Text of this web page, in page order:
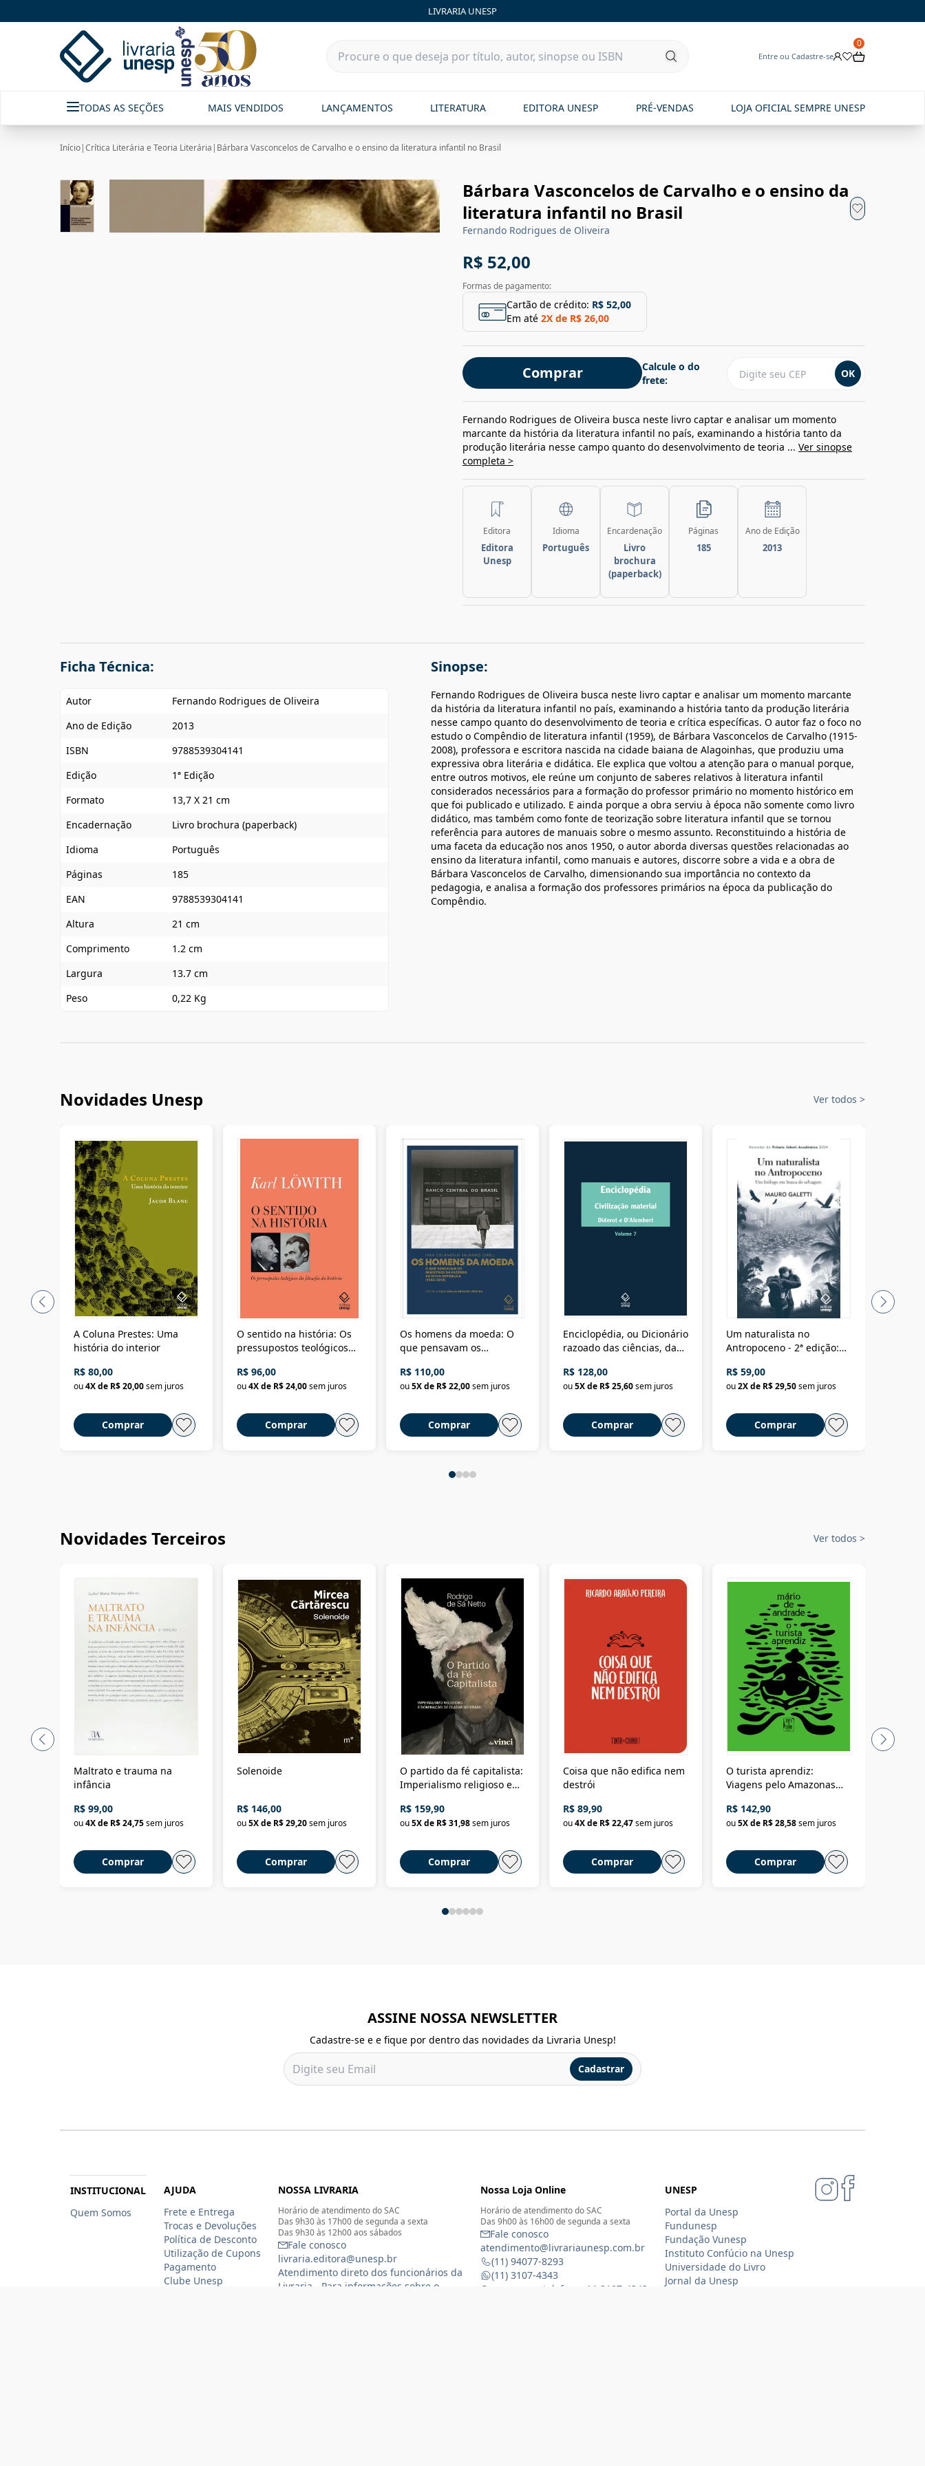
LIVRARIA UNESP
Entre ou Cadastre-se
0
TODAS AS SEÇÕES MAIS VENDIDOS LANÇAMENTOS LITERATURA EDITORA UNESP PRÉ-VENDAS LOJA OFICIAL SEMPRE UNESP
Início|Crítica Literária e Teoria Literária | Bárbara Vasconcelos de Carvalho e o ensino da literatura infantil no Brasil
Bárbara Vasconcelos de Carvalho e o ensino da
literatura infantil no Brasil
Fernando Rodrigues de Oliveira
R$ 52,00
Formas de pagamento:
Cartão de crédito: R$ 52,00
Em até 2X de R$ 26,00
Comprar
Calcule o do
frete:
OK
Fernando Rodrigues de Oliveira busca neste livro captar e analisar um momento
marcante da história da literatura infantil no país, examinando a história tanto da
produção literária nesse campo quanto do desenvolvimento de teoria ... Ver sinopse
completa >
Editora
Editora
Unesp
Idioma
Português
Encardenação
Livro
brochura
(paperback)
Páginas
185
Ano de Edição
2013
Ficha Técnica:
Autor
Fernando Rodrigues de Oliveira
Ano de Edição
2013
ISBN
9788539304141
Edição
1ª Edição
Formato
13,7 X 21 cm
Encadernação
Livro brochura (paperback)
Idioma
Português
Páginas
185
EAN
9788539304141
Altura
21 cm
Comprimento
1.2 cm
Largura
13.7 cm
Peso
0,22 Kg
Sinopse:
Fernando Rodrigues de Oliveira busca neste livro captar e analisar um momento marcante
da história da literatura infantil no país, examinando a história tanto da produção literária
nesse campo quanto do desenvolvimento de teoria e crítica específicas. O autor faz o foco no
estudo o Compêndio de literatura infantil (1959), de Bárbara Vasconcelos de Carvalho (1915-
2008), professora e escritora nascida na cidade baiana de Alagoinhas, que produziu uma
expressiva obra literária e didática. Ele explica que voltou a atenção para o manual porque,
entre outros motivos, ele reúne um conjunto de saberes relativos à literatura infantil
considerados necessários para a formação do professor primário no momento histórico em
que foi publicado e utilizado. E ainda porque a obra serviu à época não somente como livro
didático, mas também como fonte de teorização sobre literatura infantil que se tornou
referência para autores de manuais sobre o mesmo assunto. Reconstituindo a história de
uma faceta da educação nos anos 1950, o autor aborda diversas questões relacionadas ao
ensino da literatura infantil, como manuais e autores, discorre sobre a vida e a obra de
Bárbara Vasconcelos de Carvalho, dimensionando sua importância no contexto da
pedagogia, e analisa a formação dos professores primários na época da publicação do
Compêndio.
Novidades Unesp Ver todos >
A Coluna Prestes: Uma
história do interior
R$ 80,00
ou4X de R$ 20,00sem juros
Comprar
O sentido na história: Os
pressupostos teológicos
R$ 96,00
ou4X de R$ 24,00sem juros
Comprar
Os homens da moeda: O
que pensavam os
Nova República (1985-
2018)
R$ 110,00
ou5X de R$ 22,00sem juros
Comprar
Enciclopédia, ou Dicionário
razoado das ciências, das
Civilização material
R$ 128,00
ou5X de R$ 25,60sem juros
Comprar
Um naturalista no
Antropoceno - 2ª edição:
selvagem
R$ 59,00
ou2X de R$ 29,50sem juros
Comprar
Novidades Terceiros Ver todos >
Maltrato e trauma na
infância
R$ 99,00
ou4X de R$ 24,75sem juros
Comprar
Solenoide
R$ 146,00
ou5X de R$ 29,20sem juros
Comprar
O partido da fé capitalista:
Imperialismo religioso e
Brasil
R$ 159,90
ou5X de R$ 31,98sem juros
Comprar
Coisa que não edifica nem
destrói
R$ 89,90
ou4X de R$ 22,47sem juros
Comprar
O turista aprendiz:
Viagens pelo Amazonas
até a Bolívia e por Marajó
até dizer chega
R$ 142,90
ou5X de R$ 28,58sem juros
Comprar
ASSINE NOSSA NEWSLETTER
Cadastre-se e e fique por dentro das novidades da Livraria Unesp!
Cadastrar
INSTITUCIONAL
Quem Somos
AJUDA
Frete e Entrega
Trocas e Devoluções
Política de Desconto
Utilização de Cupons
Pagamento
Clube Unesp
NOSSA LIVRARIA
Horário de atendimento do SAC
Das 9h30 às 17h00 de segunda a sexta
Das 9h30 às 12h00 aos sábados
Fale conosco
livraria.editora@unesp.br
Atendimento direto dos funcionários da
Livraria - Para informações sobre o
Nossa Loja Online
Horário de atendimento do SAC
Das 9h00 às 16h00 de segunda a sexta
Fale conosco
atendimento@livrariaunesp.com.br
(11) 94077-8293
(11) 3107-4343
Compras por telefone: 11 3107-4343
UNESP
Portal da Unesp
Fundunesp
Fundação Vunesp
Instituto Confúcio na Unesp
Universidade do Livro
Jornal da Unesp